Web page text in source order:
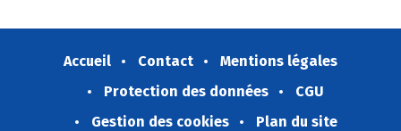
Accueil Contact
Mentions légales
Protection des données
CGU
Gestion des cookies
Plan du site